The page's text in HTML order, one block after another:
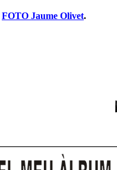
FOTO Jaume Olivet.